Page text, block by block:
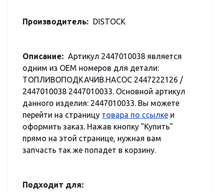
Производитель: DISTOCK
Описание: Артикул 2447010038 является
одним из OEM номеров для детали:
ТОПЛИВОПОДКАЧИВ.НАСОС 2447222126 /
2447010038 2447010033. Основной артикул
данного изделия: 2447010033. Вы можете
перейти на страницу товара по ссылке и
оформить заказ. Нажав кнопку "Купить"
прямо на этой странице, нужная вам
запчасть так же попадет в корзину.
Подходит для: